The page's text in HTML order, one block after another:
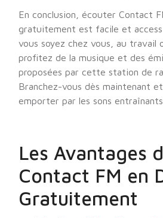
En conclusion, écouter Contact
gratuitement est facile et
vous soyez chez vous, au travail
profitez de la musique et des
proposées par cette station de
Branchez-vous dès maintenant
emporter par les sons
Les Avantages
Contact FM en
Gratuitement